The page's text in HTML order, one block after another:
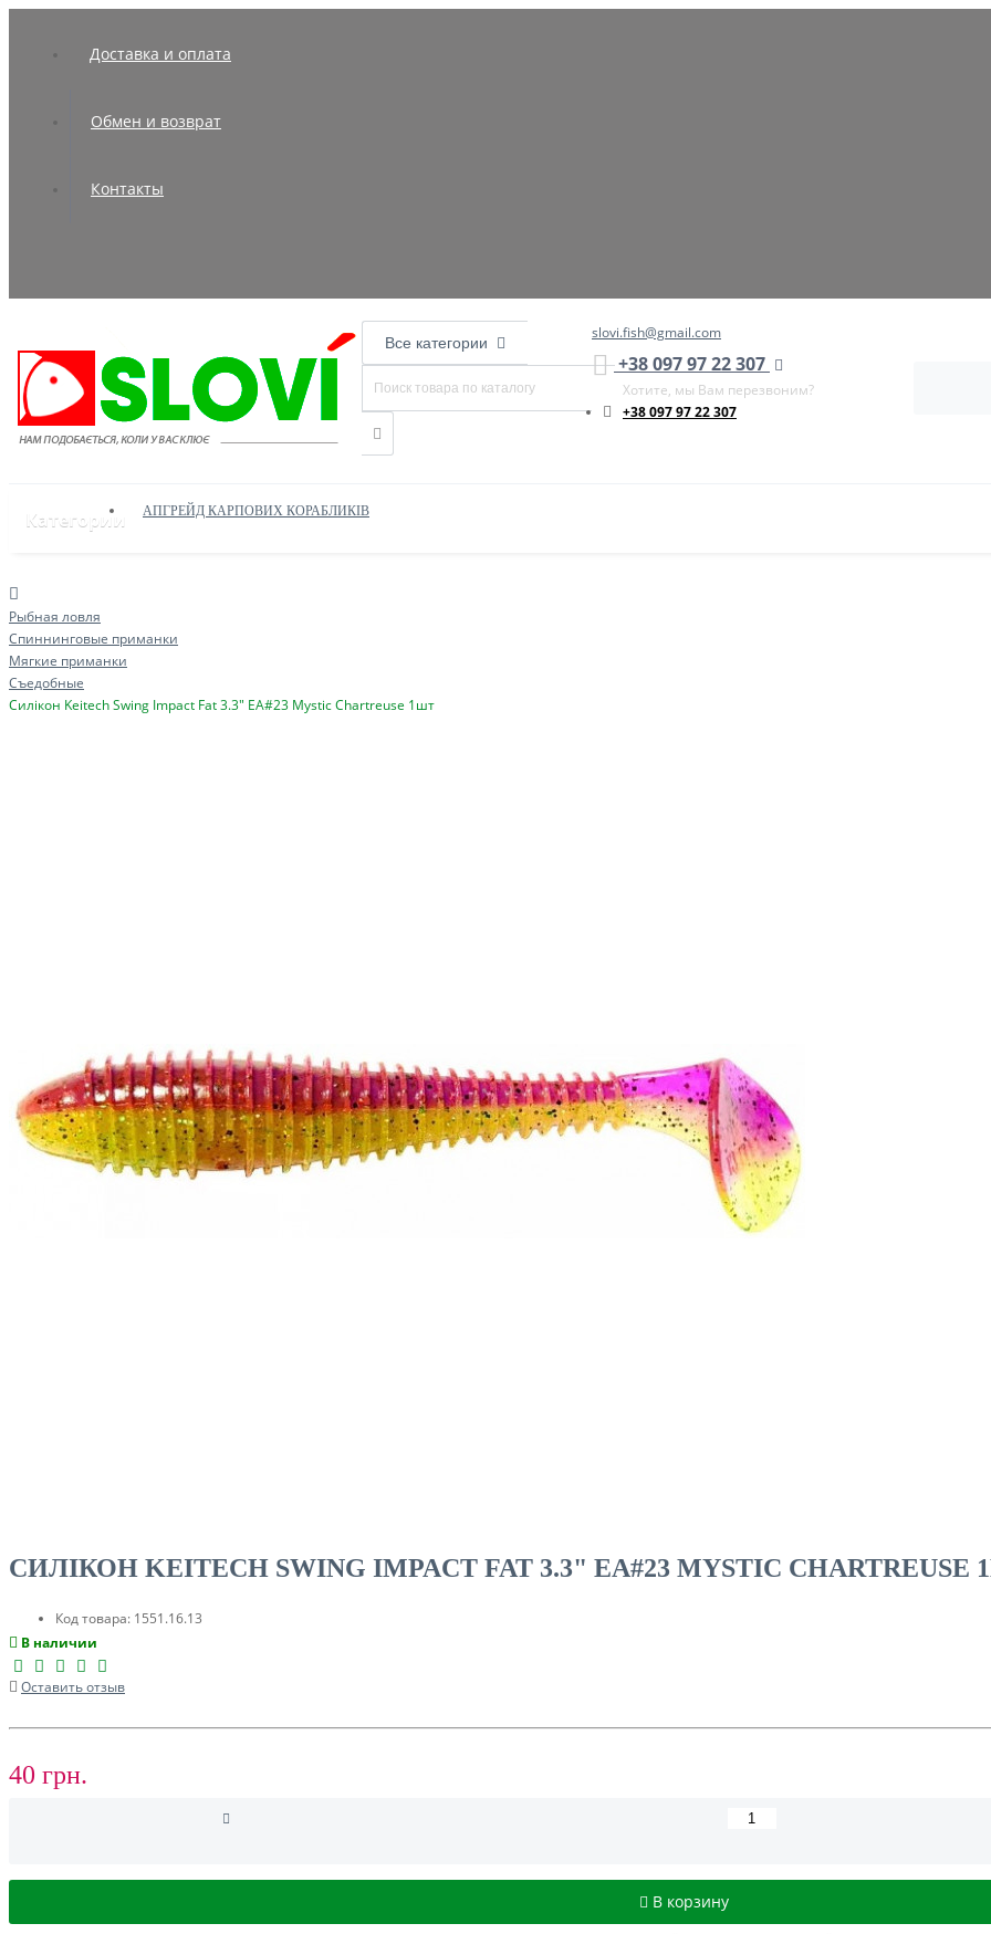
Доставка и оплата
Обмен и возврат
Контакты
Все категории
slovi.fish@gmail.com
+38 097 97 22 307
Хотите, мы Вам перезвоним?
+38 097 97 22 307
Категории АПГРЕЙД КАРПОВИХ КОРАБЛИКІВ
РЫБНАЯ ЛОВЛЯ
СУМКИ, ЧОХЛИ ДЛЯ КАРПОВИХ КОРАБЛИКІВ
Рыбная ловля
Спиннинговые приманки
Мягкие приманки
Съедобные
Силікон Keitech Swing Impact Fat 3.3" EA#23 Mystic Chartreuse 1шт
СИЛІКОН KEITECH SWING IMPACT FAT 3.3" EA#23 MYSTIC CHARTREUSE
Код товара: 1551.16.13
В наличии
Оставить отзыв
40 грн.
В корзину